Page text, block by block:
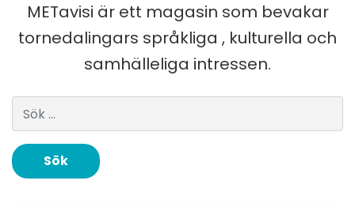
METavisi är ett magasin som bevakar
tornedalingars språkliga , kulturella och
samhälleliga intressen.
Sök efter: